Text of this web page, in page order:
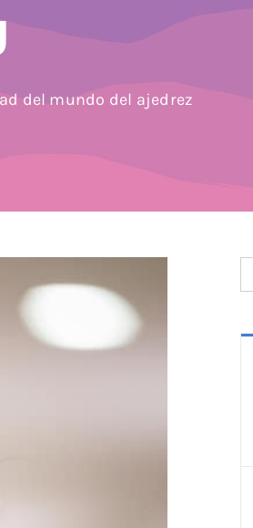
del mundo del ajedrez